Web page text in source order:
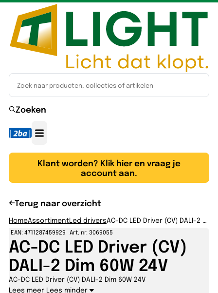
Zoeken
Klant worden? Klik hier en vraag je
account aan.
Terug naar overzicht
HomeAssortimentLed driversAC-DC LED Driver (CV) DALI-2 Dim 60W 24V
EAN: 4711287459929 Art. nr. 3069055
AC-DC LED Driver (CV)
DALI-2 Dim 60W 24V
AC-DC LED Driver (CV) DALI-2 Dim 60W 24V
Lees meer Lees minder